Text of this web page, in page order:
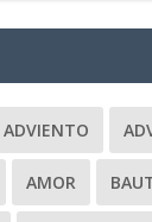
ADVIENTO
AMOR